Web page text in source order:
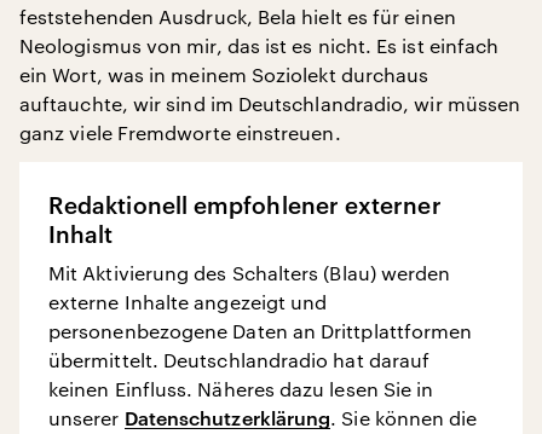
feststehenden Ausdruck, Bela hielt es für einen
Neologismus von mir, das ist es nicht. Es ist einfach
ein Wort, was in meinem Soziolekt durchaus
auftauchte, wir sind im Deutschlandradio, wir müssen
ganz viele Fremdworte einstreuen.
Redaktionell empfohlener externer
Inhalt
Mit Aktivierung des Schalters (Blau) werden
externe Inhalte angezeigt und
personenbezogene Daten an Drittplattformen
übermittelt. Deutschlandradio hat darauf
keinen Einfluss. Näheres dazu lesen Sie in
unserer Datenschutzerklärung. Sie können die